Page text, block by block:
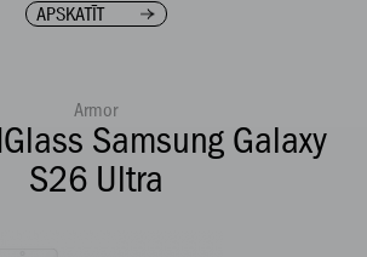
APSKATĪT
Armor
Samsung Galaxy
S26 Ultra